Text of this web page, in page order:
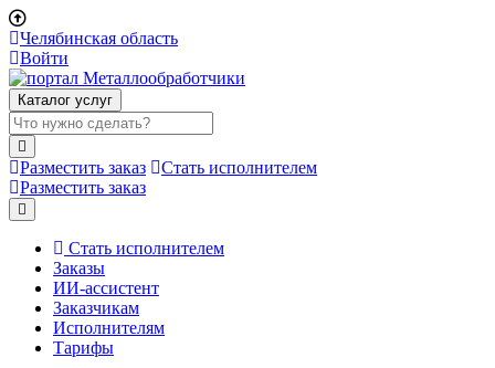
Челябинская область
Войти
Каталог услуг
Разместить заказ
Стать исполнителем
Разместить заказ
Стать исполнителем
Заказы
ИИ-ассистент
Заказчикам
Исполнителям
Тарифы